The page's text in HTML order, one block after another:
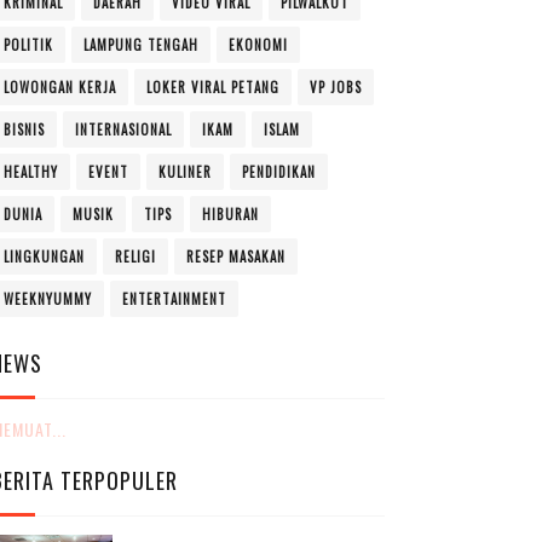
POLITIK LAMPUNG TENGAH EKONOMI
LOWONGAN KERJA LOKER VIRAL PETANG VP JOBS
BISNIS INTERNASIONAL IKAM ISLAM
HEALTHY EVENT KULINER PENDIDIKAN
DUNIA MUSIK TIPS HIBURAN
LINGKUNGAN RELIGI RESEP MASAKAN
WEEKNYUMMY ENTERTAINMENT
TERPOPULER